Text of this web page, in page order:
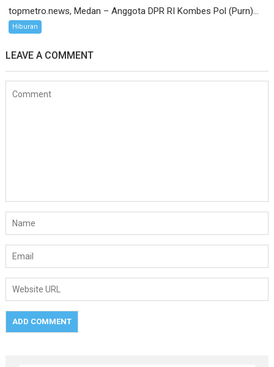
topmetro.news, Medan – Anggota DPR RI Kombes Pol (Purn)...
Hiburan
LEAVE A COMMENT